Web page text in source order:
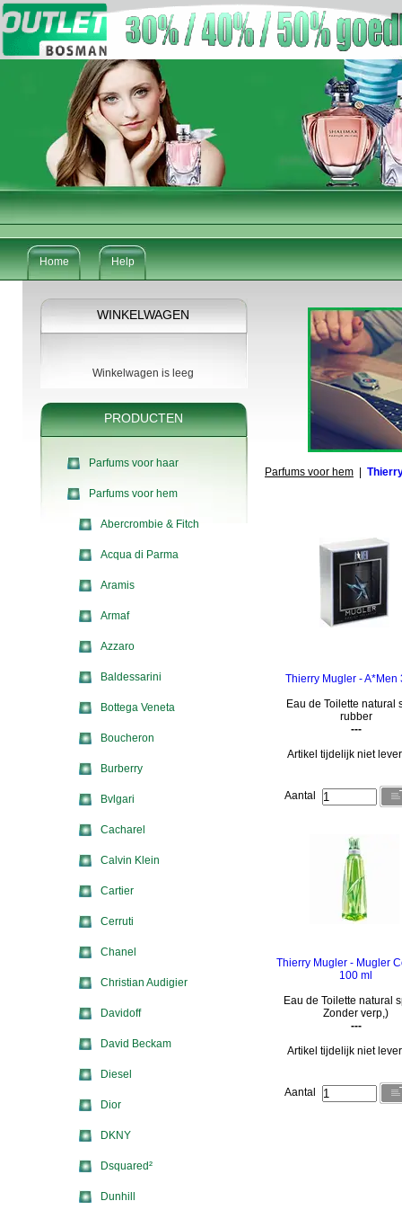
Home Help
WINKELWAGEN
Winkelwagen is leeg
PRODUCTEN
Parfums voor haar
Parfums voor hem
Abercrombie & Fitch
Acqua di Parma
Aramis
Armaf
Azzaro
Baldessarini
Bottega Veneta
Boucheron
Burberry
Bvlgari
Cacharel
Calvin Klein
Cartier
Cerruti
Chanel
Christian Audigier
Davidoff
David Beckam
Diesel
Dior
DKNY
Dsquared²
Dunhill
Parfums voor hem
Thierry Mugler - A*Men
Eau de Toilette natural
rubber
---
Artikel tijdelijk niet
Aantal
Thierry Mugler - Mugler
100 ml
Eau de Toilette natural
Zonder verp,)
---
Artikel tijdelijk niet
Aantal